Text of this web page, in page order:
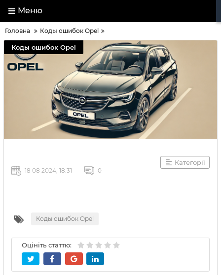
Меню
Головна Коды ошибок Opel
Коды ошибок Opel
Категорії
18 08 2024, 18:31 0
Коды ошибок Opel
Оцініть статтю: